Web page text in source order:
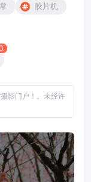
胶片机
影门户！。未经许